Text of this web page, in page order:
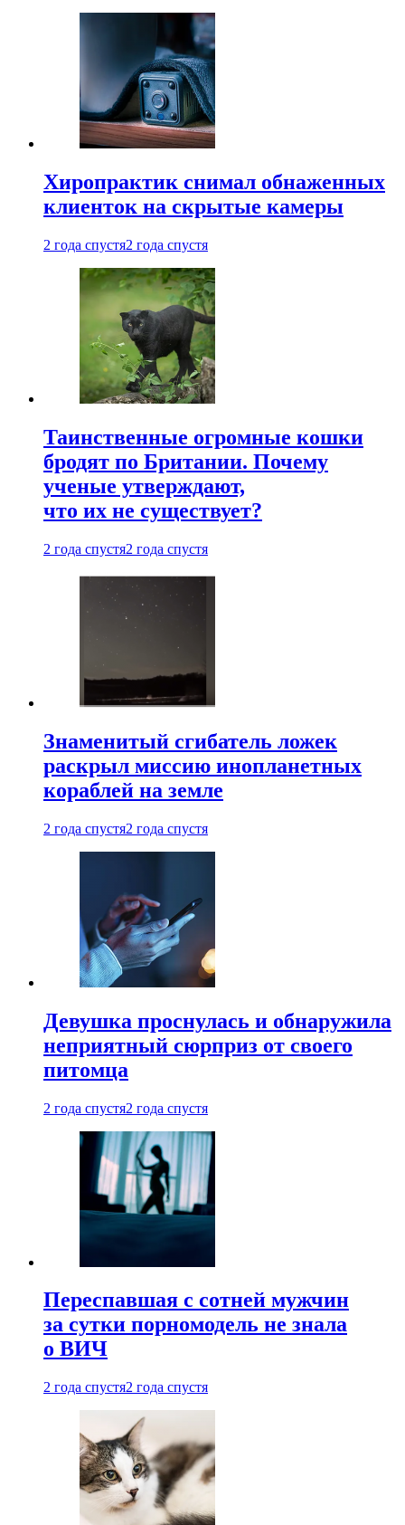
Хиропрактик снимал обнаженных
клиенток на скрытые камеры
2 года спустя2 года спустя
Таинственные огромные кошки
бродят по Британии. Почему
ученые утверждают,
что их не существует?
2 года спустя2 года спустя
Знаменитый сгибатель ложек
раскрыл миссию инопланетных
кораблей на земле
2 года спустя2 года спустя
Девушка проснулась и обнаружила
неприятный сюрприз от своего
питомца
2 года спустя2 года спустя
Переспавшая с сотней мужчин
за сутки порномодель не знала
о ВИЧ
2 года спустя2 года спустя